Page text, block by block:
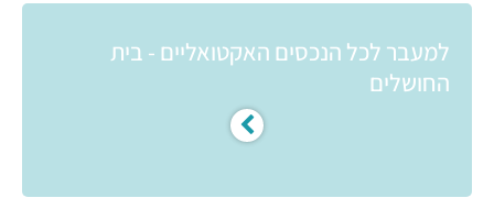
למעבר לכל הנכסים האקטואליים - בית
החושלים